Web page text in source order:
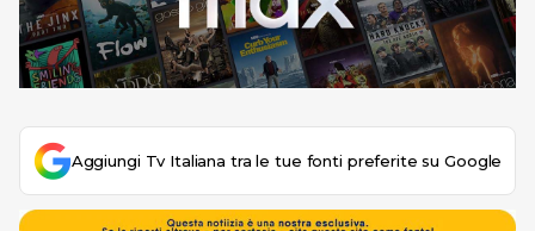
Aggiungi Tv Italiana tra le tue fonti preferite su Google